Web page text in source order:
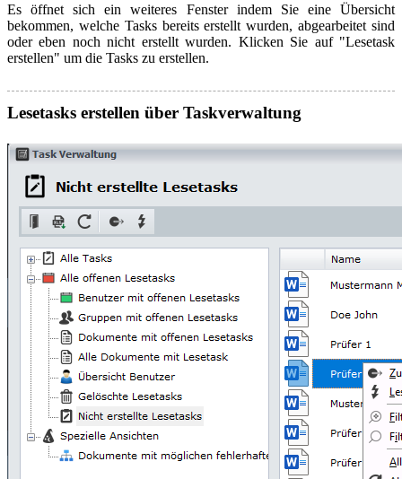
Es öffnet sich ein weiteres Fenster indem Sie eine Übersicht
bekommen, welche Tasks bereits erstellt wurden, abgearbeitet sind
oder eben noch nicht erstellt wurden. Klicken Sie auf "Lesetask
erstellen" um die Tasks zu erstellen.
Lesetasks erstellen über Taskverwaltung